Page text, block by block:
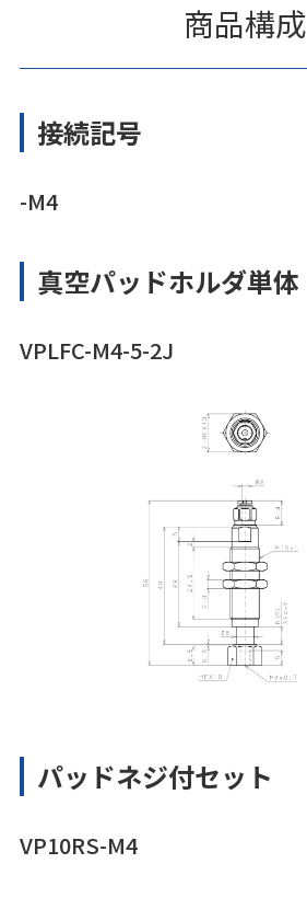
商品構成
接続記号
-M4
真空パッドホルダ単体
VPLFC-M4-5-2J
パッドネジ付セット
VP10RS-M4